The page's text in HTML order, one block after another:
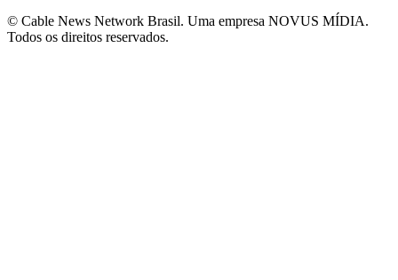
© Cable News Network Brasil. Uma empresa NOVUS MÍDIA.
Todos os direitos reservados.